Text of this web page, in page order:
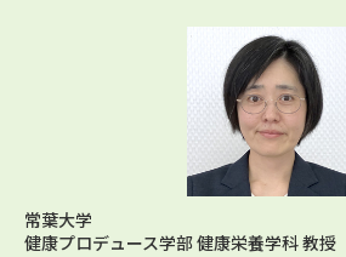
個人情報
テレメー
訂正のご
常葉大学
健康プロデュース学部 健康栄養学科 教授